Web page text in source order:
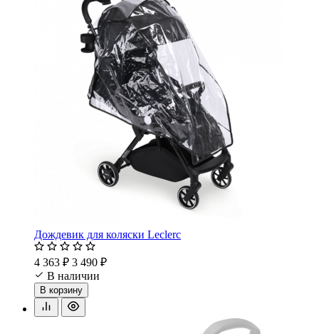
Дождевик для коляски Leclerc
4 363 ₽ 3 490 ₽
В наличии
В корзину